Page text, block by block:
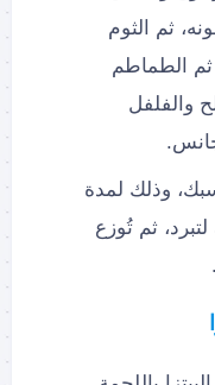
ثم الثوم
ثم الطماطم
والفلفل
وذلك لمدة
لتبرد، ثم تُوزع